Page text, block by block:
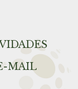
MAIL